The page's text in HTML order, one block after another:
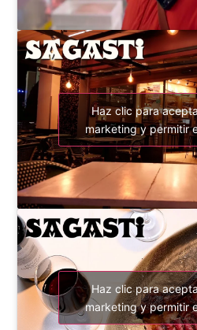
Haz clic para
marketing y permitir
Haz clic para
marketing y permitir